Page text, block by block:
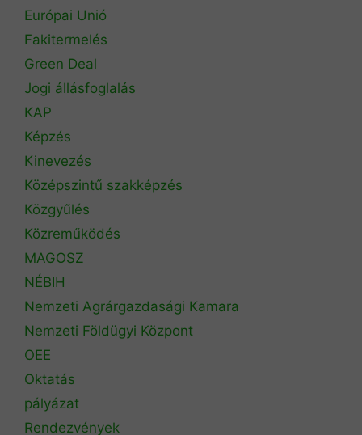
Európai Unió
Fakitermelés
Green Deal
Jogi állásfoglalás
KAP
Képzés
Kinevezés
Középszintű szakképzés
Közgyűlés
Közreműködés
MAGOSZ
NÉBIH
Nemzeti Agrárgazdasági Kamara
Nemzeti Földügyi Központ
OEE
Oktatás
pályázat
Rendezvények